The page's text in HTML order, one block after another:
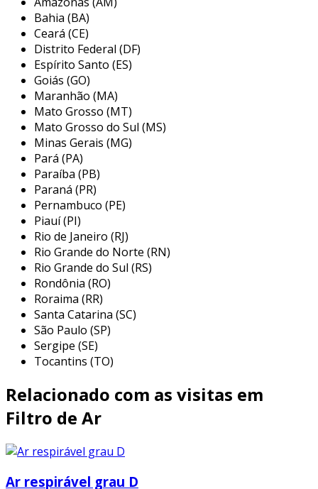
o sobreaquecimento dos equipamentos. o ar
limpo é crucial para a dissipação do calor
gerado pelos componentes eletrônicos,
evitando falhas e danos. por conseguinte, a
escolha e a manutenção adequadas desse
componente são fundamentais para a
operação segura e eficiente dos sistemas
elétricos.
principais aplicações do filtro de ar
para painel elétrico
os filtros de ar para painel elétrico são
amplamente utilizados em diversos setores
industriais e comerciais. eles são essenciais em
instalações que demandam alta confiabilidade e
um funcionamento contínuo, como por
exemplo:
indústria automobilística:
sistemas de controle eletrônico utilizados
em máquinas de montagem, garantindo
que operadores e processos funcionem
de maneira eficaz.
setor de energia:
elétricos em subestações elétricas livres
confiabilidade da distribuição de energia.
indústria de manufatura:
Bahia (BA)
Ceará (CE)
Distrito Federal (DF)
Espírito Santo (ES)
Goiás (GO)
Maranhão (MA)
Mato Grosso (MT)
Mato Grosso do Sul (MS)
Minas Gerais (MG)
Pará (PA)
Paraíba (PB)
Paraná (PR)
Pernambuco (PE)
Piauí (PI)
Rio de Janeiro (RJ)
Rio Grande do Norte (RN)
Rio Grande do Sul (RS)
Rondônia (RO)
Roraima (RR)
Santa Catarina (SC)
São Paulo (SP)
Sergipe (SE)
Tocantins (TO)
Relacionado com as visitas em
Filtro de Ar
Ar respirável grau D